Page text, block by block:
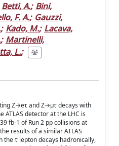
Betti, A.; Bini,
F. A.; Gauzzi,
; Kado, M.; Lacava,
; Martinelli,
L.;
Z→eτ and Z→μτ decays with
ATLAS detector at the LHC is
fb-1 of Run 2 pp collisions at
results of a similar ATLAS
the τ lepton decays hadronically,